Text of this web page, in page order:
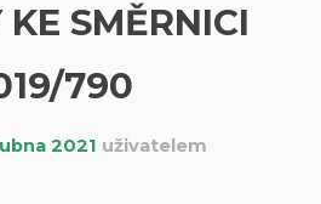
SMĚRNICI
790
2021 uživatelem